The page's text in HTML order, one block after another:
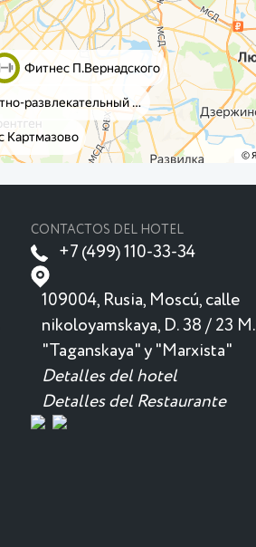
CONTACTOS DEL HOTEL
+7 (499) 110-33-34
109004, Rusia, Moscú, calle
nikoloyamskaya, D. 38 / 23 M.
"Taganskaya" y "Marxista"
Detalles del hotel
Detalles del Restaurante